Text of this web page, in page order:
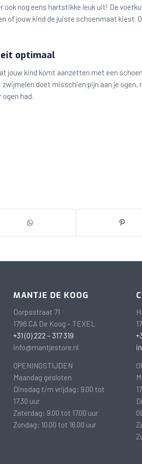
ook nog eens hartstikke leuk uit! De
of jouw kind de juiste schoenmaat kiest.
optimaal
jouw kind komt aanzetten met een
doet misschien pijn aan je
had.
MANTJE DE KOOG
Dorpsstraat 71
1796 CA De Koog – TEXEL
+31 (0) 222 – 317 319
info@mantjestore.nl
OPENINGSTIJDEN
Maandag gesloten
Dinsdag t/m vrijdag: 9.00 tot
17.30 uur
Zaterdag: 9.00 tot 17.00 uur
Zondag: 10.00 tot 16.00 uur